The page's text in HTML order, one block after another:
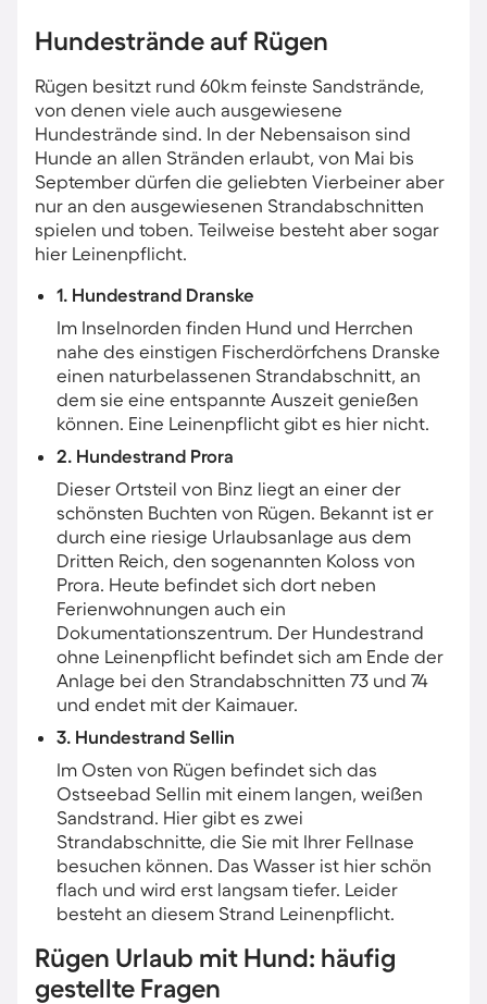
Hundestrände auf Rügen
Rügen besitzt rund 60km feinste Sandstrände,
von denen viele auch ausgewiesene
Hundestrände sind. In der Nebensaison sind
Hunde an allen Stränden erlaubt, von Mai bis
September dürfen die geliebten Vierbeiner aber
nur an den ausgewiesenen Strandabschnitten
spielen und toben. Teilweise besteht aber sogar
hier Leinenpflicht.
1. Hundestrand Dranske
Im Inselnorden finden Hund und Herrchen
nahe des einstigen Fischerdörfchens Dranske
einen naturbelassenen Strandabschnitt, an
dem sie eine entspannte Auszeit genießen
können. Eine Leinenpflicht gibt es hier nicht.
2. Hundestrand Prora
Dieser Ortsteil von Binz liegt an einer der
schönsten Buchten von Rügen. Bekannt ist er
durch eine riesige Urlaubsanlage aus dem
Dritten Reich, den sogenannten Koloss von
Prora. Heute befindet sich dort neben
Ferienwohnungen auch ein
Dokumentationszentrum. Der Hundestrand
ohne Leinenpflicht befindet sich am Ende der
Anlage bei den Strandabschnitten 73 und 74
und endet mit der Kaimauer.
3. Hundestrand Sellin
Im Osten von Rügen befindet sich das
Ostseebad Sellin mit einem langen, weißen
Sandstrand. Hier gibt es zwei
Strandabschnitte, die Sie mit Ihrer Fellnase
besuchen können. Das Wasser ist hier schön
flach und wird erst langsam tiefer. Leider
besteht an diesem Strand Leinenpflicht.
Rügen Urlaub mit Hund: häufig
gestellte Fragen